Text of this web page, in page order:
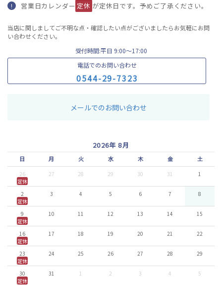
! 営業日カレンダー 定休 が定休日です。予めご了承ください。
当店に関しましてご不明な点・確認したい点がございましたらお気軽にお問
い合わせください。
受付時間:平日 9:00〜17:00
電話でのお問い合わせ
0544-29-7323
メールでのお問い合わせ
2026年 8月
日 月 火 水 木 金 土
26 27 28 29 30 31
1
定休
2
3 4 5 6 7
8
定休
9
10 11 12 13 14
15
定休
16
17 18 19 20 21
22
定休
23
24 25 26 27 28
29
定休
30
31 1 2 3 4
5
定休